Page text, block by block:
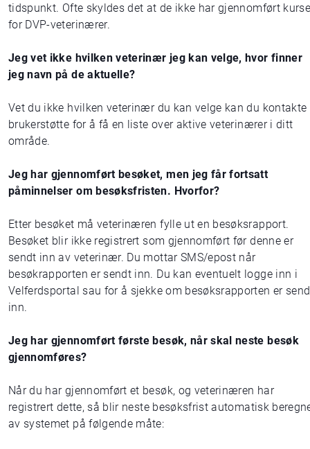
tidspunkt. Ofte skyldes det at de ikke har gjennomført
for DVP-veterinærer.
Jeg vet ikke hvilken veterinær jeg kan velge, hvor finner
jeg navn på de aktuelle?
Vet du ikke hvilken veterinær du kan velge kan du kontakte
brukerstøtte for å få en liste over aktive veterinærer i ditt
område.
Jeg har gjennomført besøket, men jeg får fortsatt
påminnelser om besøksfristen. Hvorfor?
Etter besøket må veterinæren fylle ut en besøksrapport.
Besøket blir ikke registrert som gjennomført før denne er
sendt inn av veterinær. Du mottar SMS/epost når
besøkrapporten er sendt inn. Du kan eventuelt logge inn i
Velferdsportal sau for å sjekke om besøksrapporten er
inn.
Jeg har gjennomført første besøk, når skal neste besøk
gjennomføres?
Når du har gjennomført et besøk, og veterinæren har
registrert dette, så blir neste besøksfrist automatisk
av systemet på følgende måte: